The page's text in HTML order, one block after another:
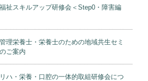
福祉スキルアップ研修会＜Step0・障害編
理栄養士・栄養士のための地域共生セミ
ご案内
リハ・栄養・口腔の一体的取組研修会につ